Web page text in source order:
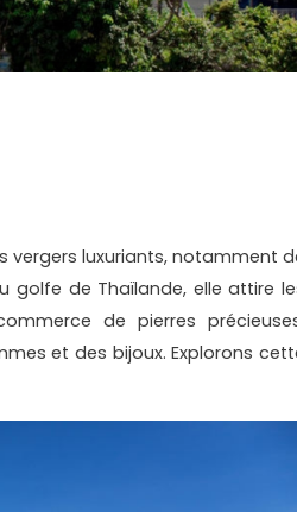
vergers luxuriants, notamment
golfe de Thaïlande, elle attire
de pierres
et des bijoux. Explorons